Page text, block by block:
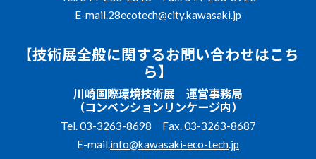
E-mail.28ecotech@city.kawasaki.jp
【技術展全般に関するお問い合わせはこち
ら】
川崎国際環境技術展 運営事務局
（コンベンションリンケージ内）
Tel.03-3263-8698 Fax. 03-3263-8687
E-mail.info@kawasaki-eco-tech.jp